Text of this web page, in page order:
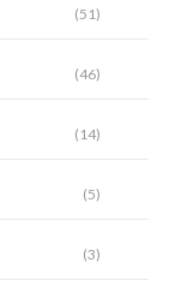
(51)
(46)
(14)
(5)
(3)